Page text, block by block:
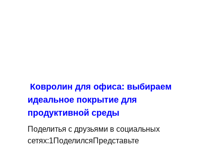
Ковролин для офиса: выбираем
идеальное покрытие для
продуктивной среды
Поделитья с друзьями в социальных
сетях:1ПоделилсяПредставьте